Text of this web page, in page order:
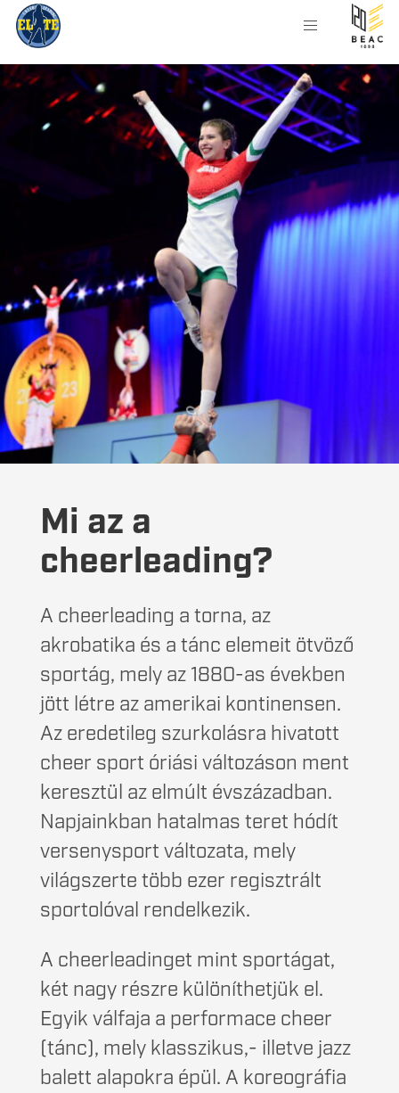
Mi az a
cheerleading?
A cheerleading a torna, az
akrobatika és a tánc elemeit ötvöző
sportág, mely az 1880-as években
jött létre az amerikai kontinensen.
Az eredetileg szurkolásra hivatott
cheer sport óriási változáson ment
keresztül az elmúlt évszázadban.
Napjainkban hatalmas teret hódít
versenysport változata, mely
világszerte több ezer regisztrált
sportolóval rendelkezik.
A cheerleadinget mint sportágat,
két nagy részre különíthetjük el.
Egyik válfaja a performace cheer
(tánc), mely klasszikus,- illetve jazz
balett alapokra épül. A koreográfia